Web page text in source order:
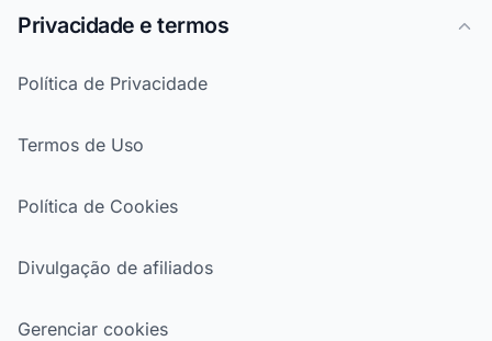
Privacidade e termos
Política de Privacidade
Termos de Uso
Política de Cookies
Divulgação de afiliados
Gerenciar cookies